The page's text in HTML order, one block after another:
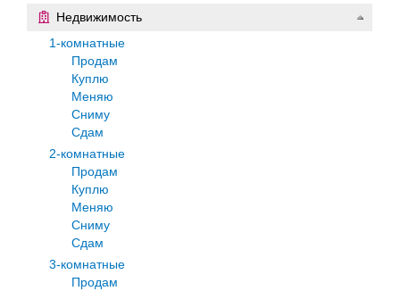
Недвижимость
1-комнатные
Продам
Куплю
Меняю
Сниму
Сдам
2-комнатные
Продам
Куплю
Меняю
Сниму
Сдам
3-комнатные
Продам